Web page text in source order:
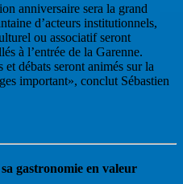
anniversaire sera la grand
d’acteurs institutionnels,
ou associatif seront
à l’entrée de la Garenne.
débats seront animés sur la
important», conclut Sébastien
gastronomie en valeur